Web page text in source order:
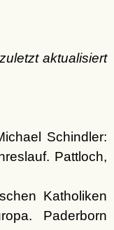
zuletzt aktualisiert
Schindler:
Pattloch,
Katholiken
Paderborn